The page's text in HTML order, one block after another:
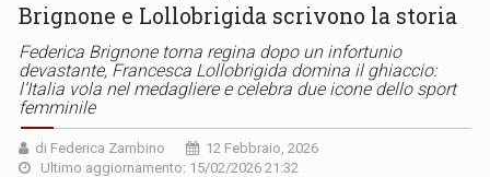
Brignone e Lollobrigida scrivono la storia
Federica Brignone torna regina dopo un infortunio
devastante, Francesca Lollobrigida domina il ghiaccio:
l’Italia vola nel medagliere e celebra due icone dello sport
femminile
di Federica Zambino
12 Febbraio, 2026
Ultimo aggiornamento: 15/02/2026 21:32